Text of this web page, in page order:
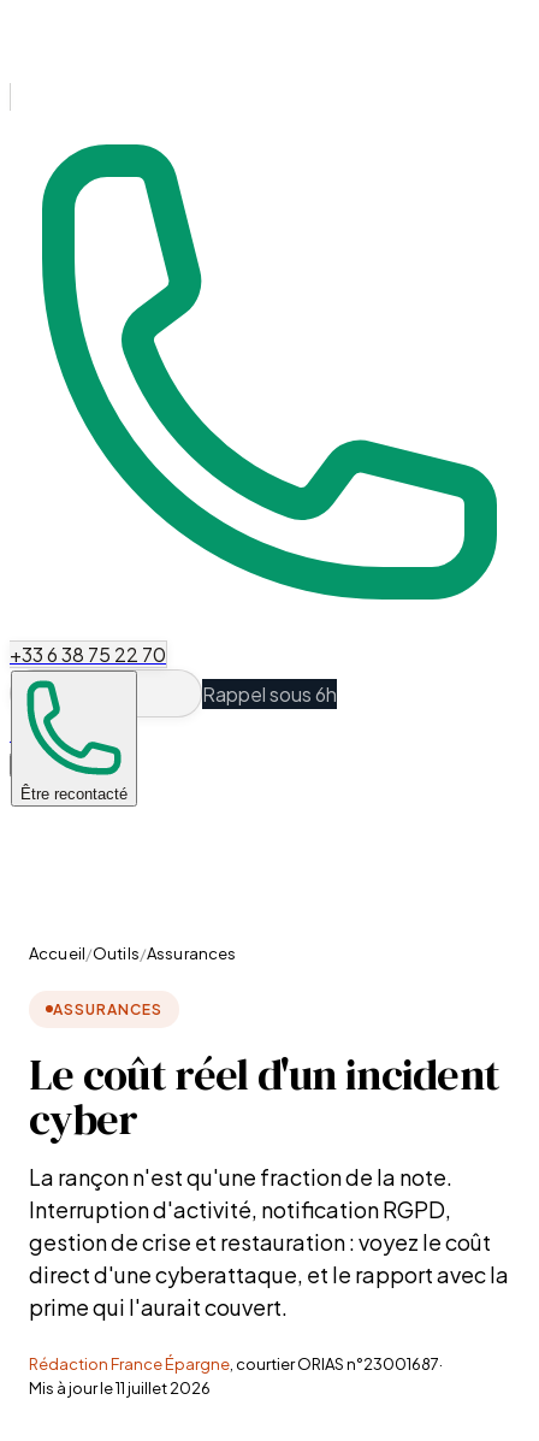
+33 6 38 75 22 70
Être recontacté
Rappel sous 6h
Espace Client
Accueil/Outils/Assurances
ASSURANCES
Le coût réel d'un incident
cyber
La rançon n'est qu'une fraction de la note.
Interruption d'activité, notification RGPD,
gestion de crise et restauration : voyez le coût
direct d'une cyberattaque, et le rapport avec la
prime qui l'aurait couvert.
Rédaction France Épargne , courtier ORIAS n°23001687·
Mis à jour le11 juillet 2026